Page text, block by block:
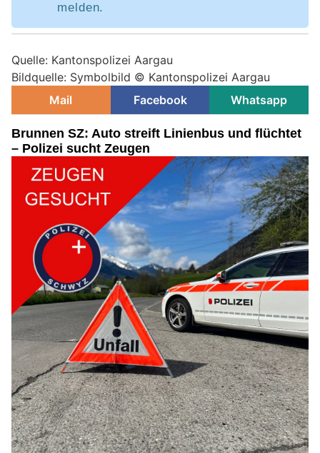
melden.
Quelle: Kantonspolizei Aargau
Bildquelle: Symbolbild © Kantonspolizei Aargau
Mail
Facebook Whatsapp
Brunnen SZ: Auto streift Linienbus und flüchtet
– Polizei sucht Zeugen